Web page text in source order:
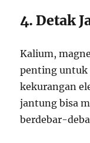
4. Detak
Kalium,
penting untuk
kekurangan
jantung bisa
berdebar-